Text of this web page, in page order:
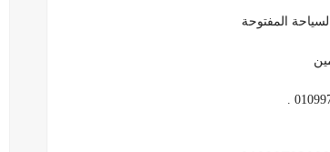
المفتوحة